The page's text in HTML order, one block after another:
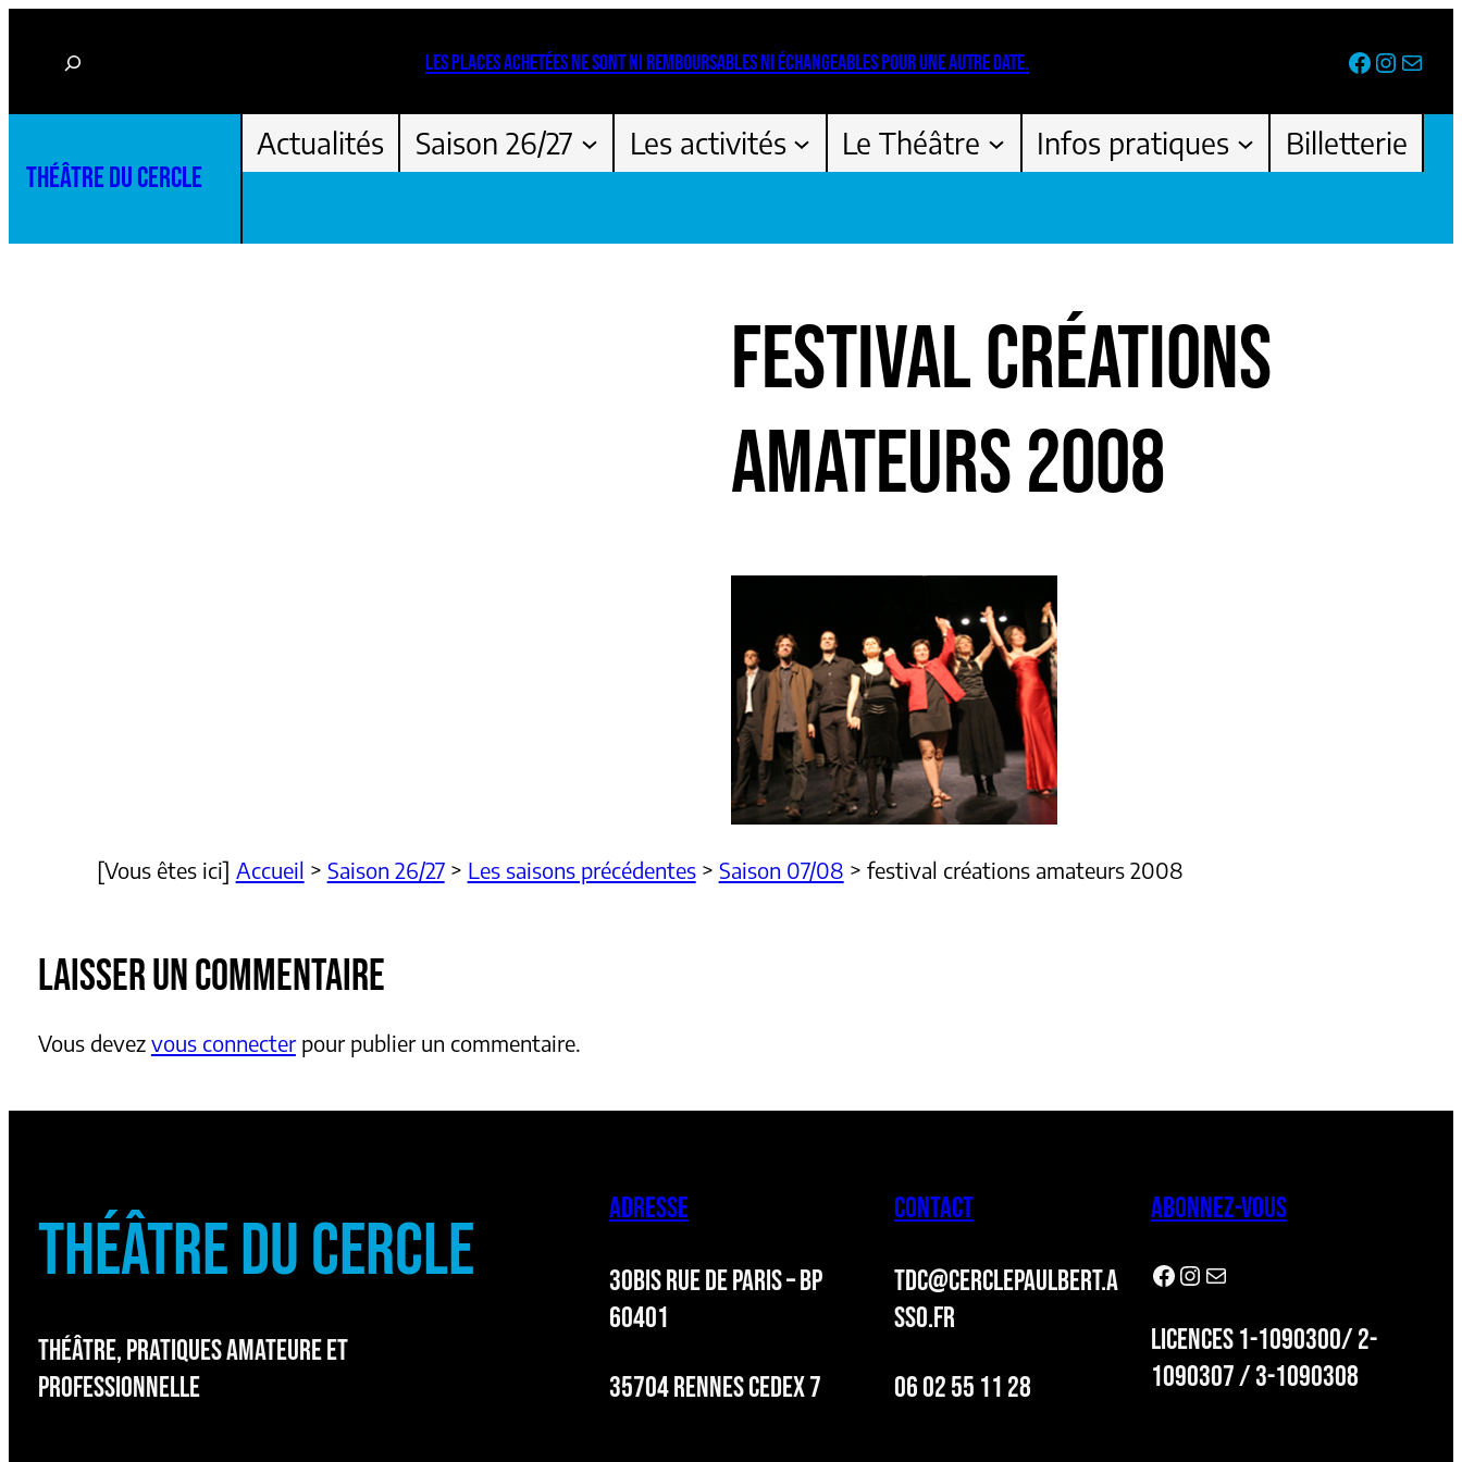
Rechercher LES PLACES ACHETÉES NE SONT NI REMBOURSABLES NI ÉCHANGEABLES POUR UNE AUTRE DATE. Facebook
THÉÂTRE DU CERCLE
Actualités Saison 26/27 Les activités Le Théâtre Infos pratiques Billetterie
FESTIVAL CRÉATIONS
AMATEURS 2008
[Vous êtes ici] Accueil > Saison 26/27> Les saisons précédentes> Saison 07/08 > festival créations amateurs 2008
LAISSER UN COMMENTAIRE
Vous devez vous connecterpour publier un commentaire.
THÉÂTRE DU CERCLE
THÉÂTRE, PRATIQUES AMATEURE ET
PROFESSIONNELLE
ADRESSE
30BIS RUE DE PARIS – BP
60401
35704 RENNES CEDEX 7
CONTACT
TDC@CERCLEPAULBERT.A
SSO.FR
06 02 55 11 28
ABONNEZ-VOUS
Facebook Instagram Newsletter
LICENCES 1-1090300/ 2-
1090307 / 3-1090308